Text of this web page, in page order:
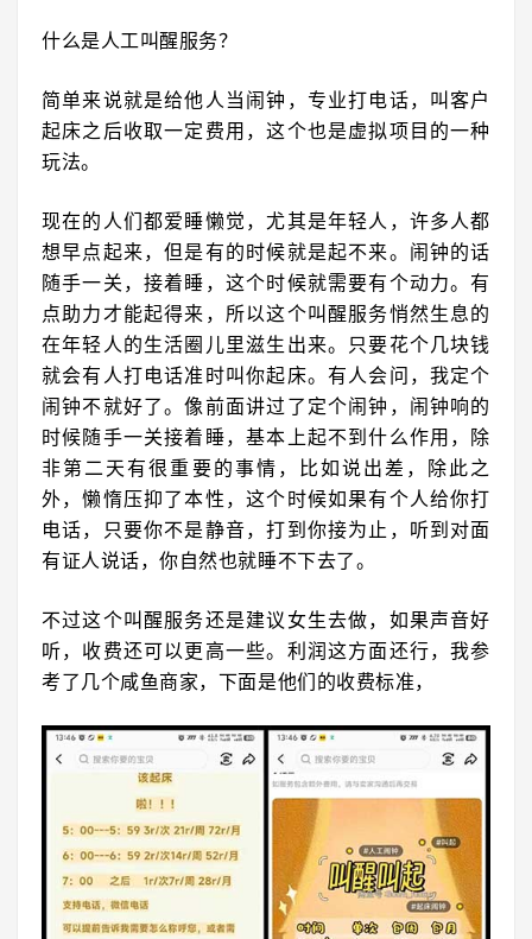
什么是人工叫醒服务？
简单来说就是给他人当闹钟，专业打电话，叫客户
起床之后收取一定费用，这个也是虚拟项目的一种
玩法。
现在的人们都爱睡懒觉，尤其是年轻人，许多人都
想早点起来，但是有的时候就是起不来。闹钟的话
随手一关，接着睡，这个时候就需要有个动力。有
点助力才能起得来，所以这个叫醒服务悄然生息的
在年轻人的生活圈儿里滋生出来。只要花个几块钱
就会有人打电话准时叫你起床。有人会问，我定个
闹钟不就好了。像前面讲过了定个闹钟，闹钟响的
时候随手一关接着睡，基本上起不到什么作用，除
非第二天有很重要的事情，比如说出差，除此之
外，懒惰压抑了本性，这个时候如果有个人给你打
电话，只要你不是静音，打到你接为止，听到对面
有证人说话，你自然也就睡不下去了。
不过这个叫醒服务还是建议女生去做，如果声音好
听，收费还可以更高一些。利润这方面还行，我参
考了几个咸鱼商家，下面是他们的收费标准，